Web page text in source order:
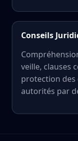
Conseils
veille, clauses
protection des
autorités par